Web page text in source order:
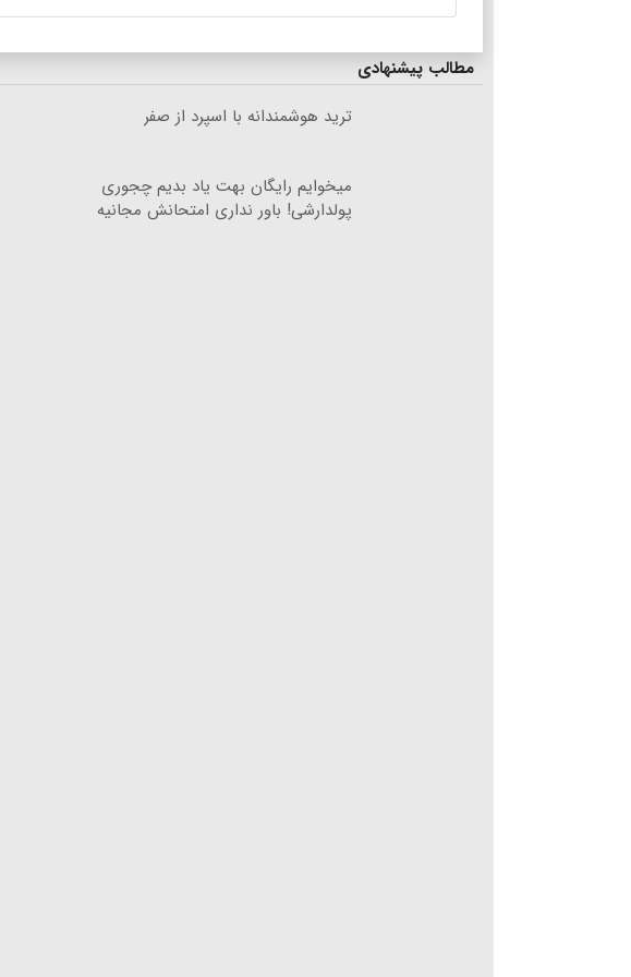
مطالب پیشنهادی
ترید هوشمندانه با اسپرد از صفر
میخوایم رایگان بهت یاد بدیم چجوری
پولدارشی! باور نداری امتحانش مجانیه